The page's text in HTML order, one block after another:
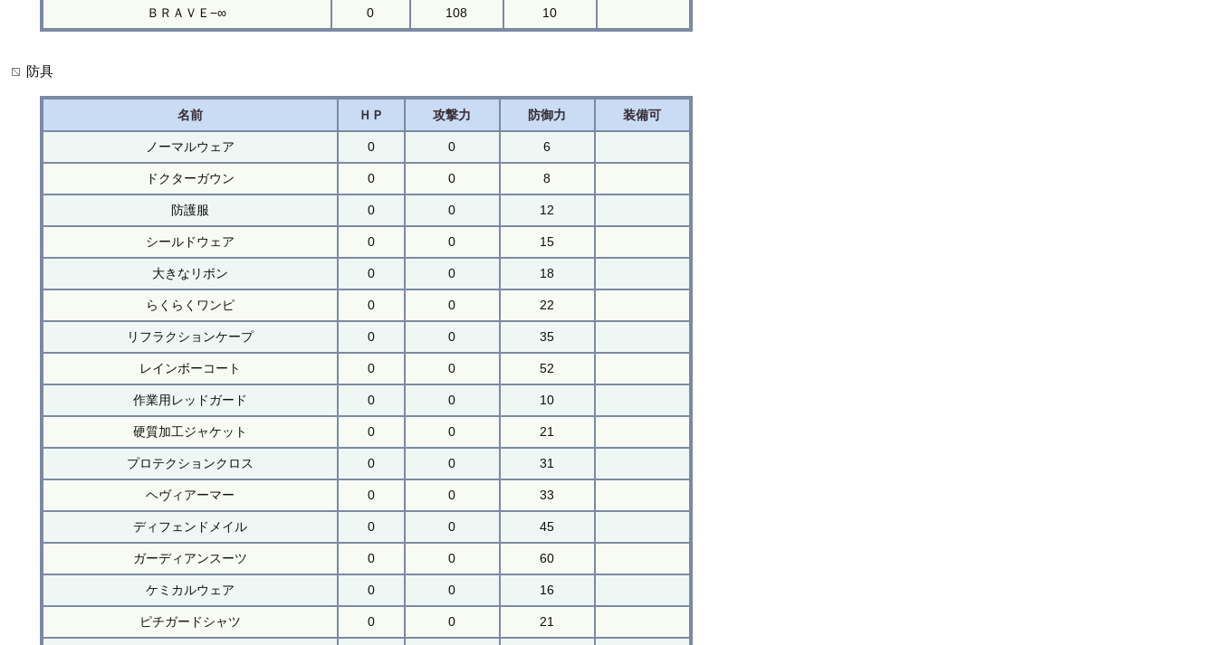
ＢＲＡＶＥ−∞ 0 108 10
防具
名前 ＨＰ 攻撃力 防御力 装備可
ノーマルウェア 0 0 6
ドクターガウン 0 0 8
防護服 0 0 12
シールドウェア 0 0 15
大きなリボン 0 0 18
らくらくワンピ 0 0 22
リフラクションケープ 0 0 35
レインボーコート 0 0 52
作業用レッドガード 0 0 10
硬質加工ジャケット 0 0 21
プロテクションクロス 0 0 31
ヘヴィアーマー 0 0 33
ディフェンドメイル 0 0 45
ガーディアンスーツ 0 0 60
ケミカルウェア 0 0 16
ピチガードシャツ 0 0 21